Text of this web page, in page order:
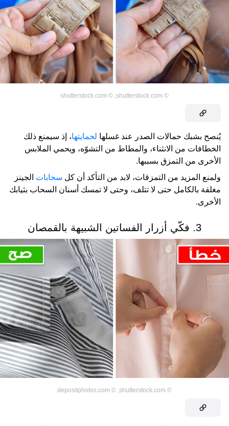
©
shutterstock.com
,
©
shutterstock.com
يُنصح بشبك حمالات الصدر عند غسلها لحمايتها، إذ سيمنع ذلك
الخطافات من الانثناء، والمطاط من التشوّه، ويحمي الملابس
الأخرى من التمزق بسببها.
ولمنع المزيد من التمزقات، لابد من التأكد أن كل سحابات الجينز
مغلقة بالكامل حتى لا تتلف، وحتى لا تمسك أسنان السحاب بثيابك
الأخرى.
3. فكّي أزرار الفساتين الشبيهة بالقمصان
©
shutterstock.com
,
©
depositphotos.com